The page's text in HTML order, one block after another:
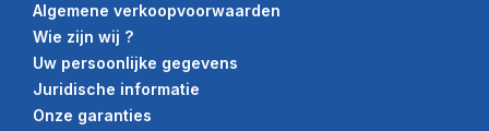
Algemene verkoopvoorwaarden
Wie zijn wij ?
Uw persoonlijke gegevens
Juridische informatie
Onze garanties